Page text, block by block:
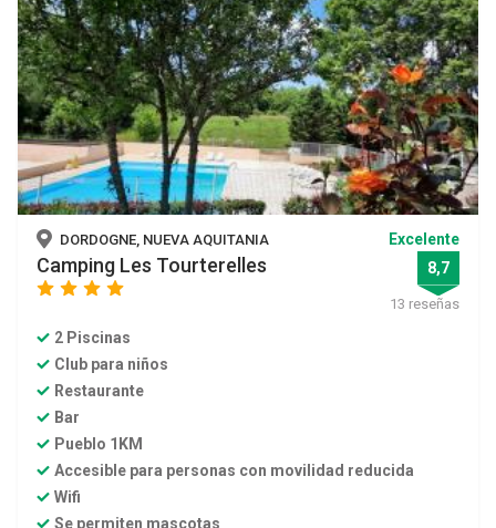
DORDOGNE, NUEVA AQUITANIA
Camping Les Tourterelles
star star star
Excelente
8,7
13 reseñas
2 Piscinas
Club para niños
Restaurante
Bar
Pueblo 1KM
Accesible para personas con movilidad reducida
Wifi
Se permiten mascotas